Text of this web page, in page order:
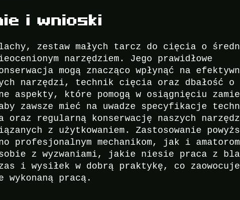
i wnioski
zestaw małych tarcz do cięcia o
narzędziem. Jego prawidłowe
mogą znacząco wpłynąć na
narzędzi, technik cięcia oraz dbałość o
aspekty, które pomogą w osiągnięciu
zawsze mieć na uwadze specyfikacje
oraz regularną konserwację naszych
z użytkowaniem. Zastosowanie
profesjonalnym mechanikom, jak i
sobie z wyzwaniami, jakie niesie praca z
i wysiłek w dobrą praktykę, co zaowocuje
wykonaną pracą.